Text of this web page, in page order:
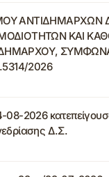
ΑΝΤΙΔΗΜΑΡΧΩΝ
ΚΑΙ
2026
2026
Δ.Σ.